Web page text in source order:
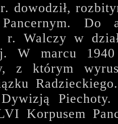
dowodził,
Do
r. Walczy w
W marcu
z którym
Piechoty.
Korpusem